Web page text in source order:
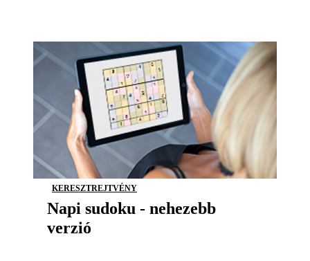
KERESZTREJTVÉNY
Napi sudoku - nehezebb
verzió